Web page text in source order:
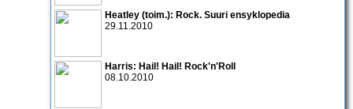
Heatley (toim.): Rock. Suuri ensyklopedia
29.11.2010
Harris: Hail! Hail! Rock'n'Roll
08.10.2010